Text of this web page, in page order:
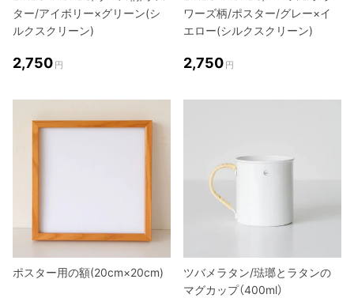
ター/アイボリー×グリーン(シ
ルクスクリーン)
2,750 円
ワーズ柄/ポスター/グレー×イ
エロー(シルクスクリーン)
2,750 円
ポスター用の額(20cm×20cm)
ツバメラタン/琺瑯とラタンの
マグカップ（400ml）